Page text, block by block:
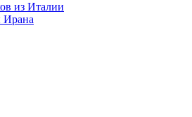
из Италии
Ирана